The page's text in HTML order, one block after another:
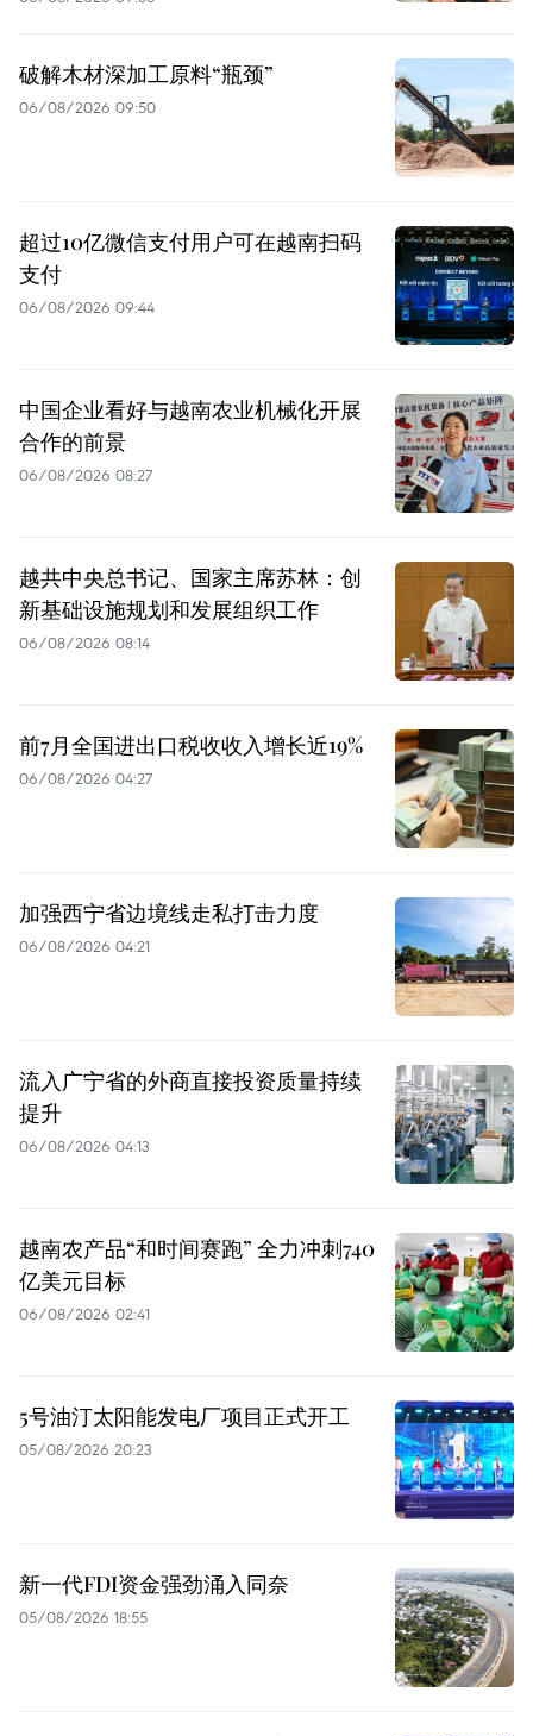
破解木材深加工原料“瓶颈”
06/08/2026 09:50
超过10亿微信支付用户可在越南扫码
支付
06/08/2026 09:44
中国企业看好与越南农业机械化开展
合作的前景
06/08/2026 08:27
越共中央总书记、国家主席苏林：创
新基础设施规划和发展组织工作
06/08/2026 08:14
前7月全国进出口税收收入增长近19%
06/08/2026 04:27
加强西宁省边境线走私打击力度
06/08/2026 04:21
流入广宁省的外商直接投资质量持续
提升
06/08/2026 04:13
越南农产品“和时间赛跑” 全力冲刺740
亿美元目标
06/08/2026 02:41
5号油汀太阳能发电厂项目正式开工
05/08/2026 20:23
新一代FDI资金强劲涌入同奈
05/08/2026 18:55